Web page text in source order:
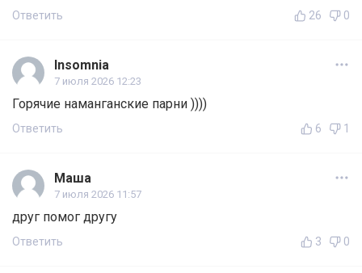
Ответить 26 0
Insomnia
7 июля 2026 12:23
Горячие наманганские парни ))))
Ответить 6 1
Маша
7 июля 2026 11:57
друг помог другу
Ответить 3 0